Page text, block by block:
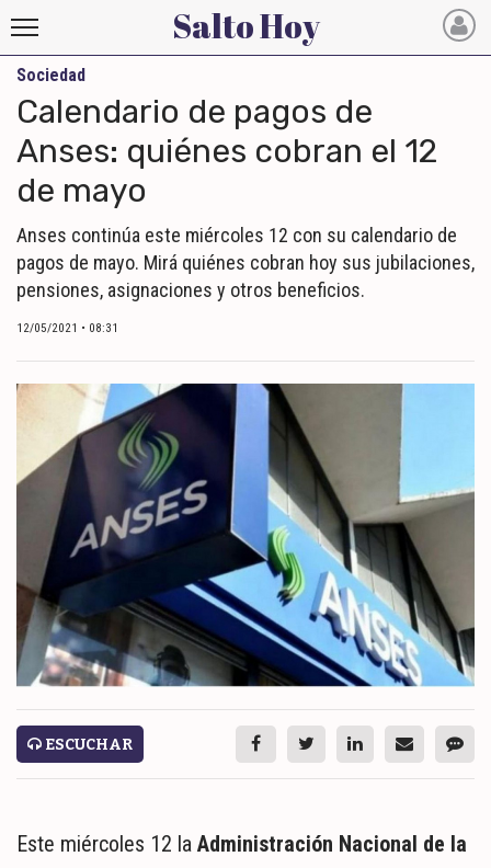
Salto
Hoy
INICIO
NOTICIAS RECIENTES
ECONOMÍA
MUNDO
POLÍTICA
POLICIALES
DEPORTES
ESPECTÁCULOS
NACIONALES
REGIONALES
SOCIEDAD
SALUD
SERVICIOS
Salto Hoy
Sociedad
Calendario de pagos de
Anses: quiénes cobran el 12
de mayo
Anses continúa este miércoles 12 con su calendario de
pagos de mayo. Mirá quiénes cobran hoy sus jubilaciones,
pensiones, asignaciones y otros beneficios.
12/05/2021 • 08:31
ESCUCHAR
Este miércoles 12 la Administración Nacional de la